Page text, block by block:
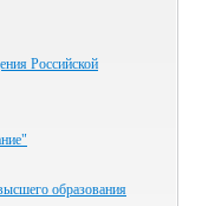
Российской
образования